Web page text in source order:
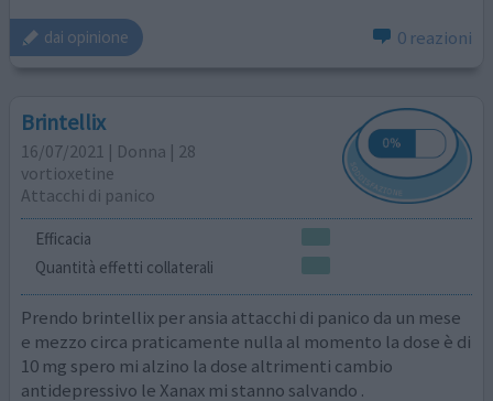
dai opinione 0 reazioni
Brintellix
16/07/2021 | Donna | 28
vortioxetine
Attacchi di panico
Efficacia
Quantità effetti collaterali
Prendo brintellix per ansia attacchi di panico da un mese
e mezzo circa praticamente nulla al momento la dose è di
10 mg spero mi alzino la dose altrimenti cambio
antidepressivo le Xanax mi stanno salvando .